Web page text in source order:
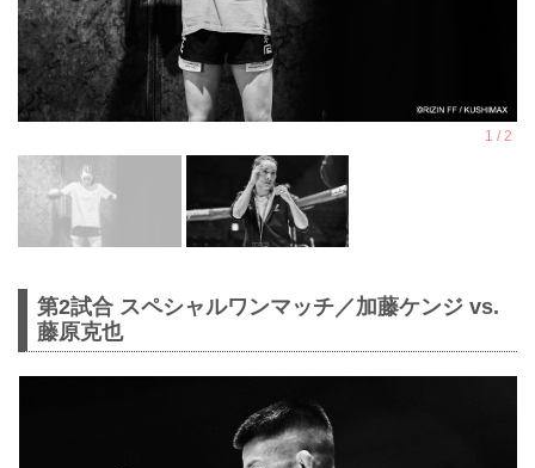
第2試合 スペシャルワンマッチ／加藤ケンジ vs.
藤原克也